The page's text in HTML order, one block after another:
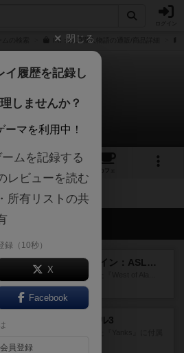
IKI：江戸職人物語の通販/商品詳細
戸職人物語
張/関連作品 0件
10
カフェ
の新しい投稿
ウエスト・オブ・アラメイン：ASLモジュール5
年にAvalon Hill社が出版した『West of Ala...
前by Chaco
ンクス：ASLモジュール3
マ...
閉じる
イ履歴を記録し
しませんか？
ーマを利用中！
ムを記録する
レビューを読む
所有リストの共
録（10秒）
X
Facebook
員登録